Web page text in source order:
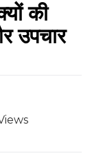
की
उपचार